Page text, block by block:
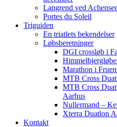
Langrend ved
Portes du Soleil
Triguiden
En triatlets bekendelser
Løbsberetninger
DGI crossløb i
Marathon i
MTB Cross
MTB Cross
Aarhus
Nullermand –
Xterra Duatlon
Kontakt